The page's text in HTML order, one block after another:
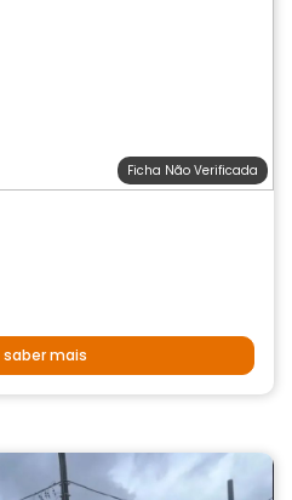
Ficha Não Verificada
saber mais